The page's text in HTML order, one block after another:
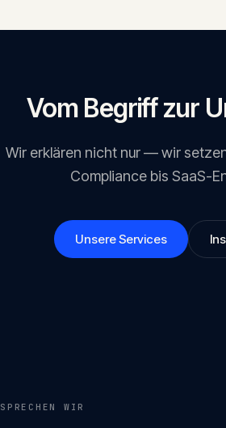
Vom Begriff zur
Wir erklären nicht nur — wir
Compliance bis SaaS-
Unsere Services
SPRECHEN WIR